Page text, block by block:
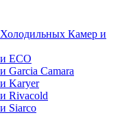
Холодильных Камер и
ECO
Garcia Camara
Karyer
Rivacold
Siarco